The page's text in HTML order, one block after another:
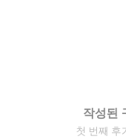
작성된
첫 번째 후